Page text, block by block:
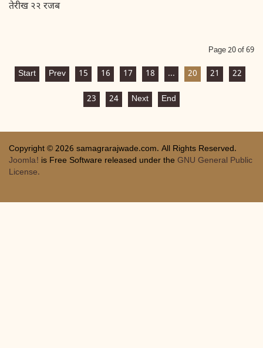
तेरीख २२ रजब
Page 20 of 69
Start Prev 15 16 17 18 ... 20 21 22
23 24 Next End
Copyright © 2026 samagrarajwade.com. All Rights Reserved.
Joomla! is Free Software released under the GNU General Public
License.